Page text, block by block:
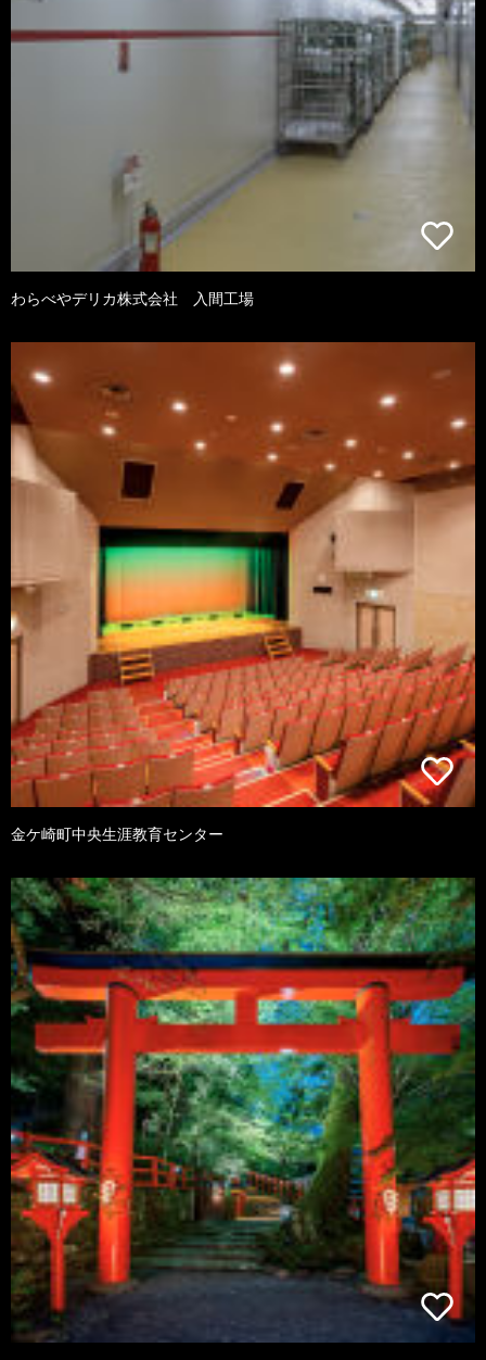
わらべやデリカ株式会社 入間工場
金ケ崎町中央生涯教育センター